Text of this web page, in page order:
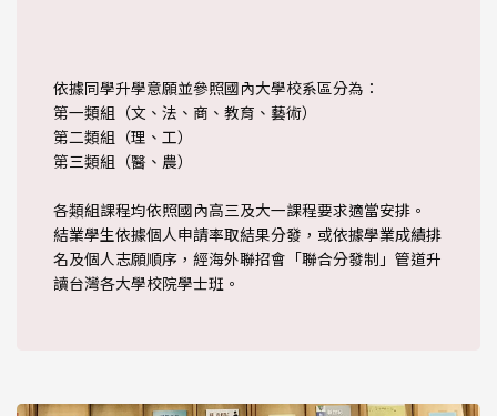
依據同學升學意願並參照國內大學校系區分為：
第一類組（文、法、商、教育、藝術）
第二類組（理、工）
第三類組（醫、農）
各類組課程均依照國內高三及大一課程要求適當安排。
結業學生依據個人申請率取結果分發，或依據學業成績排
名及個人志願順序，經海外聯招會「聯合分發制」管道升
讀台灣各大學校院學士班。